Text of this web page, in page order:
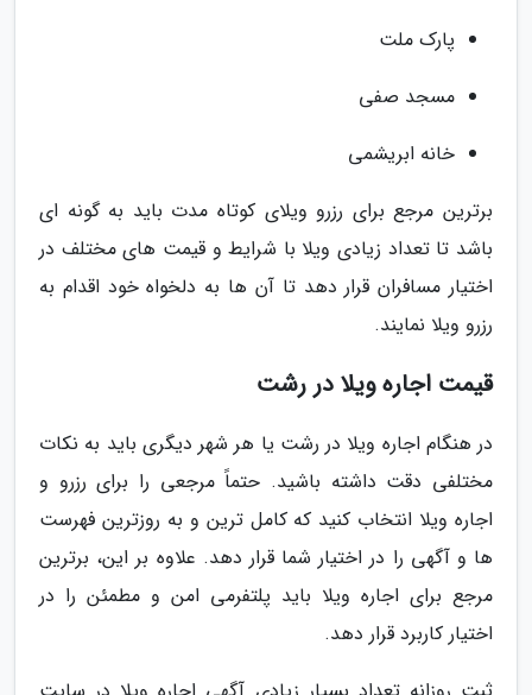
پارک ملت
مسجد صفی
خانه ابریشمی
برترین مرجع برای رزرو ویلای کوتاه مدت باید به گونه ای
باشد تا تعداد زیادی ویلا با شرایط و قیمت های مختلف در
اختیار مسافران قرار دهد تا آن ها به دلخواه خود اقدام به
رزرو ویلا نمایند.
قیمت اجاره ویلا در رشت
در هنگام اجاره ویلا در رشت یا هر شهر دیگری باید به نکات
مختلفی دقت داشته باشید. حتماً مرجعی را برای رزرو و
اجاره ویلا انتخاب کنید که کامل ترین و به روزترین فهرست
ها و آگهی را در اختیار شما قرار دهد. علاوه بر این، برترین
مرجع برای اجاره ویلا باید پلتفرمی امن و مطمئن را در
اختیار کاربرد قرار دهد.